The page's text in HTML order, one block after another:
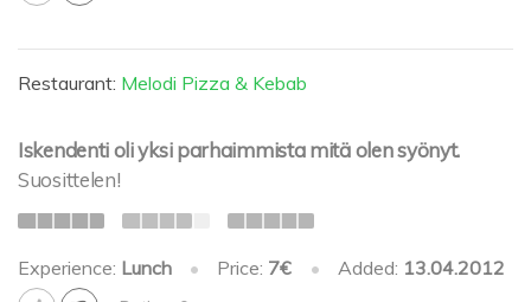
Restaurant: Melodi Pizza & Kebab
Iskendenti oli yksi parhaimmista mitä olen syönyt.
Suosittelen!
Experience: Lunch • Price: 7€ • Added: 13.04.2012